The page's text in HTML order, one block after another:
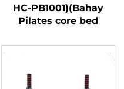
HC-PB1001)(Bahay
Pilates core bed